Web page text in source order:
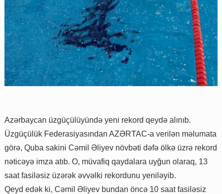
Azərbaycan üzgüçülüyündə yeni rekord qeydə alınıb.
Üzgüçülük Federasiyasından AZƏRTAC-a verilən məlumata
görə, Quba sakini Cəmil Əliyev növbəti dəfə ölkə üzrə rekord
nəticəyə imza atıb. O, müvafiq qaydalara uyğun olaraq, 13
saat fasiləsiz üzərək əvvəlki rekordunu yeniləyib.
Qeyd edək ki, Cəmil Əliyev bundan öncə 10 saat fasiləsiz